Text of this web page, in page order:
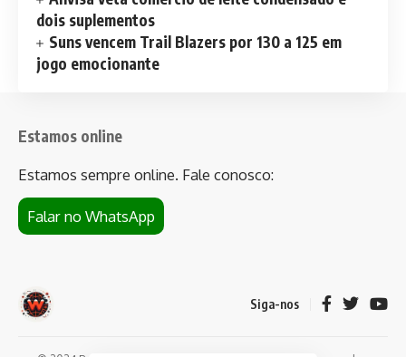
dois suplementos
Suns vencem Trail Blazers por 130 a 125 em
jogo emocionante
Estamos online
Estamos sempre online. Fale conosco:
Falar no WhatsApp
Siga-nos